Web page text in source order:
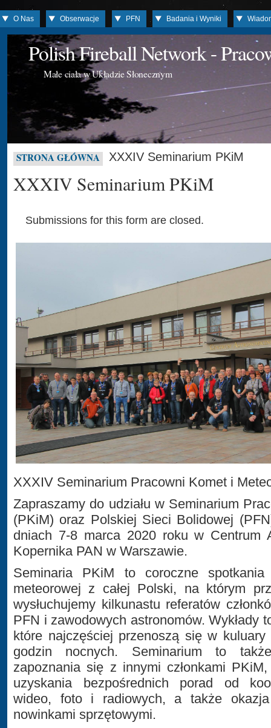
O Nas Obserwacje PFN Badania i Wyniki
Polish Fireball Network -
Małe ciała w Układzie Słonecznym
STRONA GŁÓWNA XXXIV Seminarium PKiM
XXXIV Seminarium PKiM
Submissions for this form are closed.
XXXIV Seminarium Pracowni Komet i
Zapraszamy do udziału w Seminarium
(PKiM) oraz Polskiej Sieci Bolidowej
dniach 7-8 marca 2020 roku w Centrum
Kopernika PAN w Warszawie.
Seminaria PKiM to coroczne spotkania
meteorowej z całej Polski, na którym
wysłuchujemy kilkunastu referatów
PFN i zawodowych astronomów. Wykłady
które najczęściej przenoszą się w
godzin nocnych. Seminarium to
zapoznania się z innymi członkami
uzyskania bezpośrednich porad od
wideo, foto i radiowych, a także
nowinkami sprzętowymi.